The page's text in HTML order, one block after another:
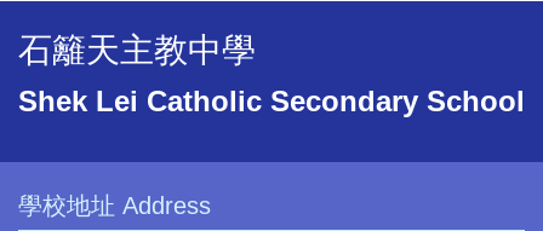
石籬天主教中學
Shek Lei Catholic Secondary School
學校地址 Address